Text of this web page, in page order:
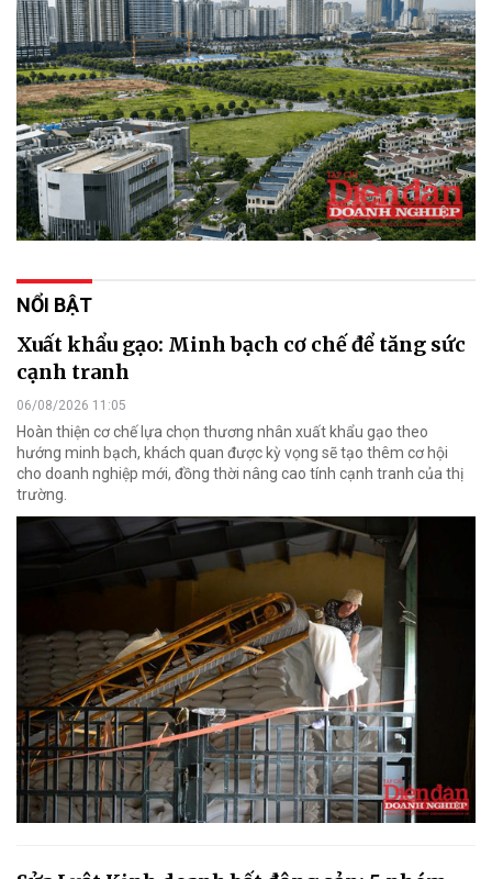
NỔI BẬT
Xuất khẩu gạo: Minh bạch cơ chế để tăng sức
cạnh tranh
06/08/2026 11:05
Hoàn thiện cơ chế lựa chọn thương nhân xuất khẩu gạo theo
hướng minh bạch, khách quan được kỳ vọng sẽ tạo thêm cơ hội
cho doanh nghiệp mới, đồng thời nâng cao tính cạnh tranh của thị
trường.